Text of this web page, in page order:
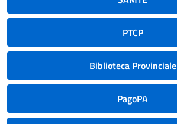
PTCP
Biblioteca Provinciale
PagoPA